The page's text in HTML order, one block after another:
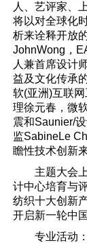
人、艺评家、
将以对全球化
析来诠释开放
JohnWong，
人兼首席设计
益及文化传承
软(亚洲)互联
理徐元春，微
震和Saunier/
监SabineLe
瞻性技术创新
主题大会上
计中心培育与
纺织十大创新
开启新一轮中
专业活动：